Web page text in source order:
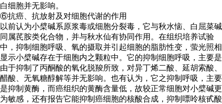
白细胞并无影响。
⑥抗癌、抗放射及对细胞代谢的作用
以前认为小檗碱系原浆毒或细胞分裂毒，它与秋水恼、白屈菜碱
同属芪胺类化合物，并与秋水仙有协同作用。在组织培养试验
中，抑制细胞呼吸、氧的摄取并引起细胞的脂肪性变，萤光照相
显示小檗碱存在于细胞内之颗粒中。它的抑制细胞呼吸，主要是
由于抑制了丙酮酸的氧化脱羧所致，对异丁烯二酸、延胡索酸、
醋酸、无氧糖醇解等并无影响。也有认为，它之抑制呼吸，主要
是抑制黄酶，而癌组织的黄酶含量低，故较正常细胞对小檗碱更
为敏感，还有报告它能抑制癌细胞的核酸合成，抑制嘌呤核甙酸